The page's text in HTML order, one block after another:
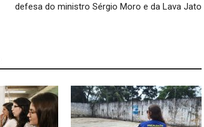
defesa do ministro Sérgio Moro e da Lava Jato